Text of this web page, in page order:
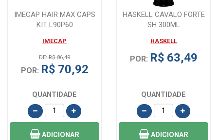
IMECAP HAIR MAX CAPS
KIT L90P60
IMECAP
DE: R$ 86,49
POR: R$ 70,92
QUANTIDADE
ADICIONAR
HASKELL CAVALO FORTE
SH 300ML
HASKELL
POR: R$ 63,49
QUANTIDADE
ADICIONAR